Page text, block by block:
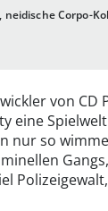
Corpo-
von CD
eine
nur so